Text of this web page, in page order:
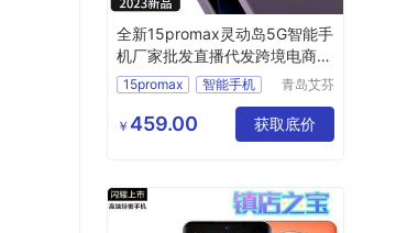
全新15promax灵动岛5G智能手
机厂家批发直播代发跨境电商海
外15promax 智能手机
青岛艾芬
限公司
￥ 459.00 获取底价